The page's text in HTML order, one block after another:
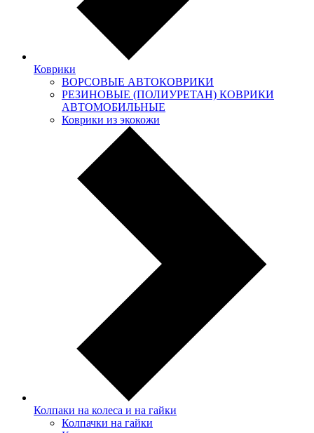
Коврики
ВОРСОВЫЕ АВТОКОВРИКИ
РЕЗИНОВЫЕ (ПОЛИУРЕТАН) КОВРИКИ
АВТОМОБИЛЬНЫЕ
Коврики из экокожи
Колпаки на колеса и на гайки
Колпачки на гайки